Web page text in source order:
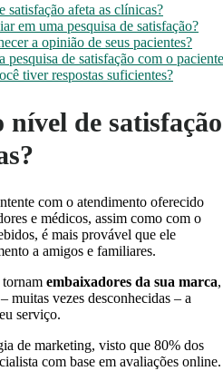
afeta as clínicas?
em uma pesquisa de satisfação?
a opinião de seus pacientes?
pesquisa de satisfação com o paciente
tiver respostas suficientes?
de satisfação
com o atendimento oferecido
e médicos, assim como com o
é mais provável que ele
a amigos e familiares.
tornam embaixadores da sua marca,
muitas vezes desconhecidas – a
serviço.
de marketing, visto que 80% dos
com base em avaliações online.